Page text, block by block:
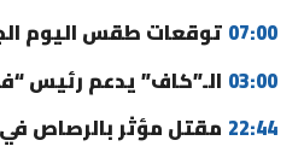
07:00 توقعات طقس اليوم
03:00 الـ”كاف” يدعم رئيس
22:44 مقتل مؤثر بالرصاص